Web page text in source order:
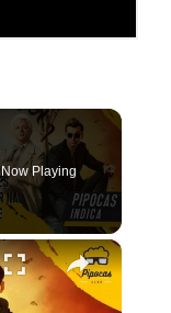
Now Playing
×